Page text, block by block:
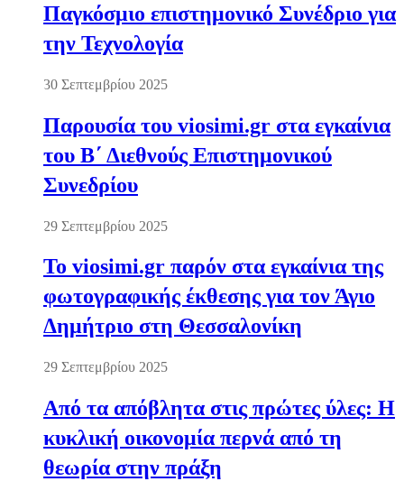
Παγκόσμιο επιστημονικό Συνέδριο για
την Τεχνολογία
30 Σεπτεμβρίου 2025
Παρουσία του viosimi.gr στα εγκαίνια
του Β΄ Διεθνούς Επιστημονικού
Συνεδρίου
29 Σεπτεμβρίου 2025
Το viosimi.gr παρόν στα εγκαίνια της
φωτογραφικής έκθεσης για τον Άγιο
Δημήτριο στη Θεσσαλονίκη
29 Σεπτεμβρίου 2025
Από τα απόβλητα στις πρώτες ύλες: Η
κυκλική οικονομία περνά από τη
θεωρία στην πράξη